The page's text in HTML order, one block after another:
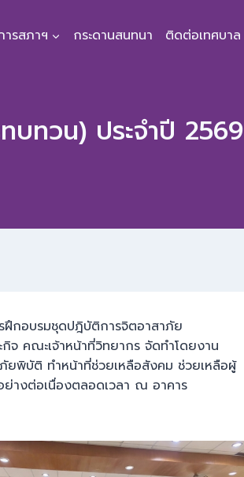
ารสภาฯ กระดานสนทนา ติดต่อเทศบาล
ทวน) ประจำปี 2569
กอบรมชุดปฎิบัติการจิตอาสาภัย
คณะเจ้าหน้าที่วิทยากร จัดทำโดยงาน
ยพิบัติ ทำหน้าที่ช่วยเหลือสังคม ช่วยเหลือผู้
ย่างต่อเนื่องตลอดเวลา ณ อาคาร